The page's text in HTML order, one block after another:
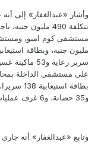
وأشار «عبدالغفار» إلى
و35 حضانة، و6 غرف عمليات، و21 ماكينة غسيل كلوي.
وتابع «عبدالغفار» أنه